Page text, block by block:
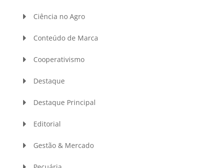
Ciência no Agro
Conteúdo de Marca
Cooperativismo
Destaque
Destaque Principal
Editorial
Gestão & Mercado